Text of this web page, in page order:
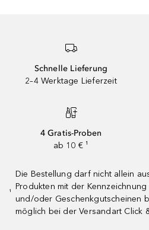
Schnelle Lieferung
2–4 Werktage Lieferzeit
4 Gratis-Proben
ab 10 € ¹
¹
Die Bestellung darf nicht allein
Produkten mit der
und/oder Geschenkgutscheinen
möglich bei der Versandart Click